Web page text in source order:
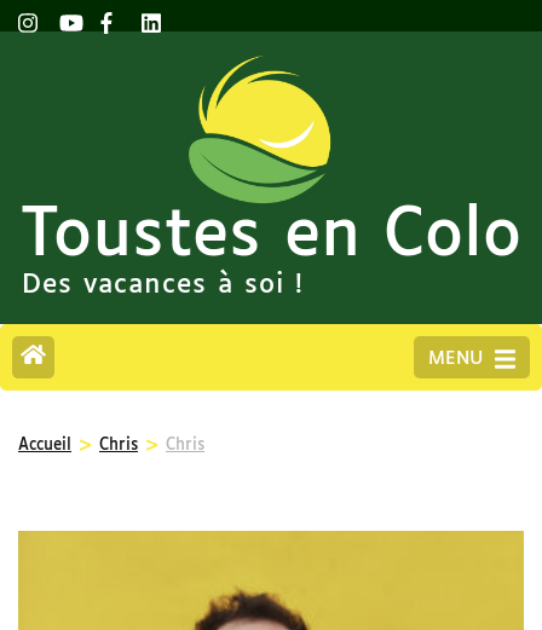
Toustes en Colo
Des vacances à soi !
MENU
Accueil > Chris > Chris